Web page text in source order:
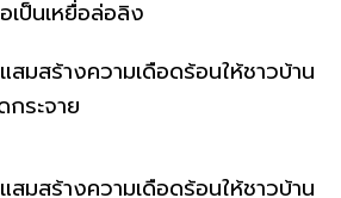
เป็นเหยื่อล่อลิง